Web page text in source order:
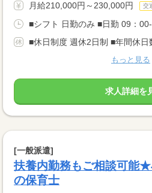
月給210,000円～230,000円 交
■シフト 日勤のみ ■日勤 09：
■休日制度 週休2日制 ■年間休日
もっと見る
求人詳細を
[一般派遣]
扶養内勤務もご相談可能
の保育士